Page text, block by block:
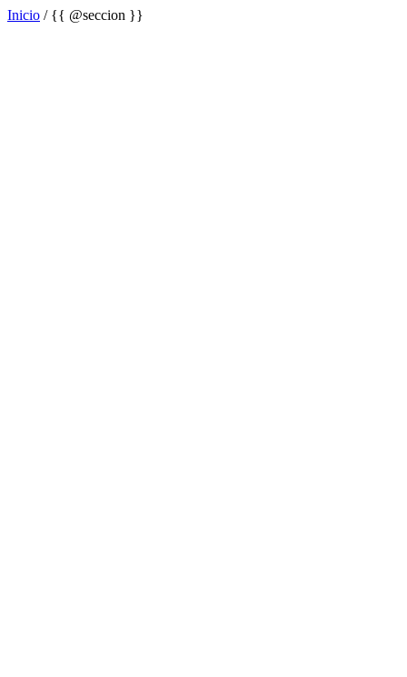
Inicio / {{ @seccion }}